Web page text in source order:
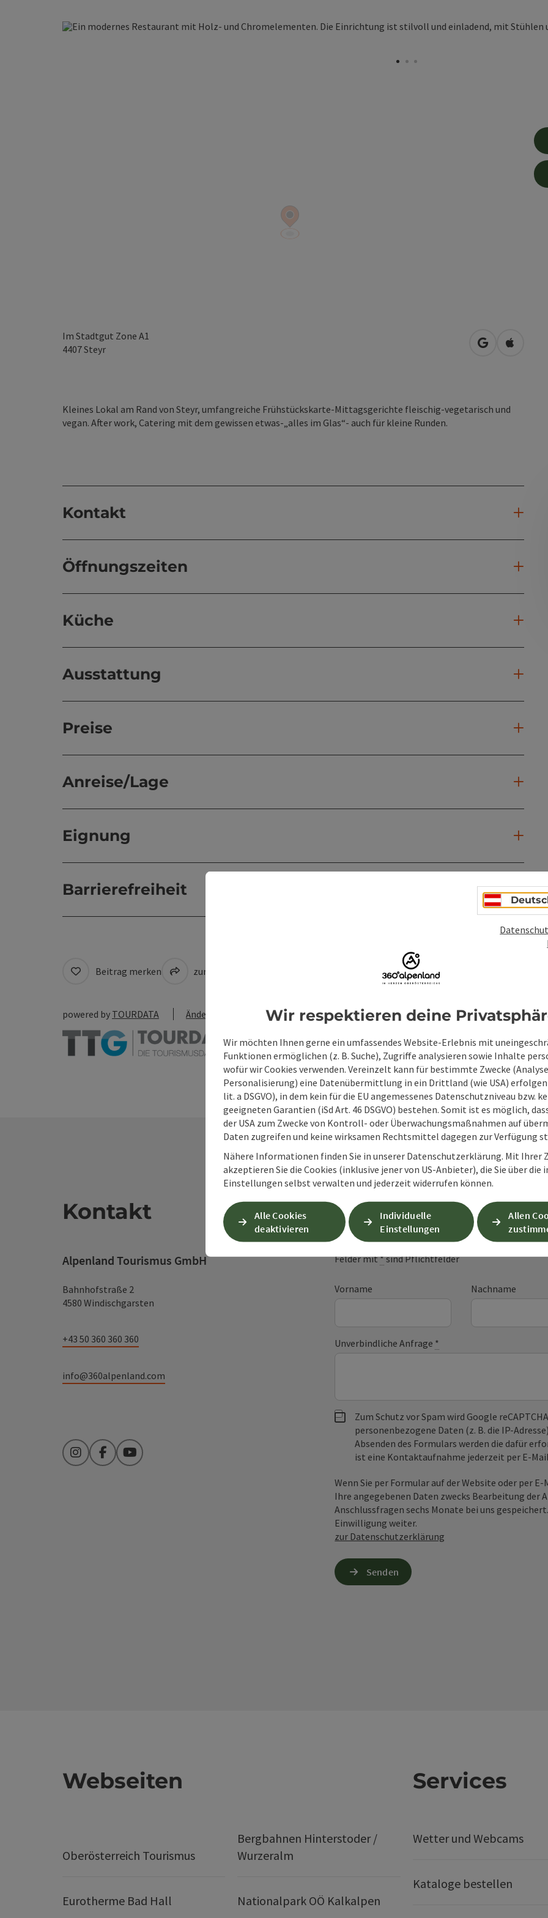
Im Stadtgut Zone A1
4407Steyr in Googlein Apple
Kleines Lokal am Rand von Steyr, umfangreiche Frühstückskarte-Mittagsgerichte fleischig-vegetarisch und
vegan. After work, Catering mit dem gewissen etwas-„alles im Glas“- auch für kleine Runden.
Kontakt
Öffnungszeiten
Küche
Ausstattung
Preise
Anreise/Lage
Eignung
Barrierefreiheit
Beitrag merken zum Merkzettel Beitrag drucken
powered by TOURDATA Änderung vorschlagen
Kontakt
Alpenland Tourismus GmbH
Bahnhofstraße 2
4580 Windischgarsten
+43 50 360 360 360
info@360alpenland.com
InstagramFacebookYouTube
Unverbindliche
Felder mit*sind Pflichtfelder
Vorname Nachname
Unverbindliche Anfrage *
Zum Schutz vor Spam wird Google
personenbezogene Daten (z. B. die IP-
Absenden des Formulars werden die dafür
ist eine Kontaktaufnahme jederzeit per E-
Wenn Sie per Formular auf der Website oder per
Ihre angegebenen Daten zwecks Bearbeitung der
Anschlussfragen sechs Monate bei uns
Einwilligung weiter.
zur Datenschutzerklärung
Senden
Webseiten
Oberösterreich Tourismus
Bergbahnen Hinterstoder /
Wurzeralm
Eurotherme Bad Hall Nationalpark OÖ Kalkalpen
Services
Wetter und Webcams
Kataloge bestellen
Wir respektieren deine
Wir möchten Ihnen gerne ein umfassendes Website-Erlebnis mit
Funktionen ermöglichen (z. B. Suche), Zugriffe analysieren sowie Inhalte
wofür wir Cookies verwenden. Vereinzelt kann für bestimmte Zwecke
Personalisierung) eine Datenübermittlung in ein Drittland (wie USA) erfolgen
lit. a DSGVO), in dem kein für die EU angemessenes Datenschutzniveau bzw.
geeigneten Garantien (iSd Art. 46 DSGVO) bestehen. Somit ist es möglich,
der USA zum Zwecke von Kontroll- oder Überwachungsmaßnahmen auf
Daten zugreifen und keine wirksamen Rechtsmittel dagegen zur Verfügung
Nähere Informationen finden Sie in unserer Datenschutzerklärung. Mit Ihrer
akzeptieren Sie die Cookies (inklusive jener von US-Anbieter), die Sie über die
Einstellungen selbst verwalten und jederzeit widerrufen können.
Alle Cookies
deaktivieren
Individuelle
Einstellungen
Allen